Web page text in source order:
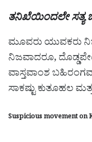
ತನಿಖೆಯಿಂದಲೇ ಸತ್ಯ
ಮೂವರು ಯುವಕರು
ನಿಜವಾದರೂ,
ವಾಸ್ತವಾಂಶ
ಸಾಕಷ್ಟು ಕುತೂಹಲ
Suspicious movement on